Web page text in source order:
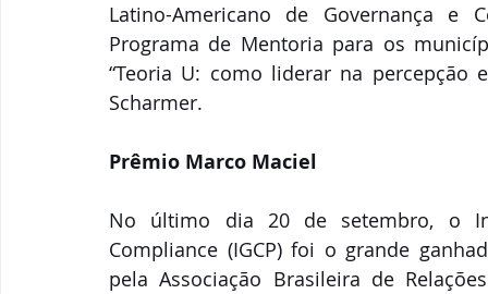
Latino-Americano de Governança e
Programa de Mentoria para os
“Teoria U: como liderar na percepção
Scharmer.
Prêmio Marco Maciel
No último dia 20 de setembro, o
Compliance (IGCP) foi o grande
pela Associação Brasileira de